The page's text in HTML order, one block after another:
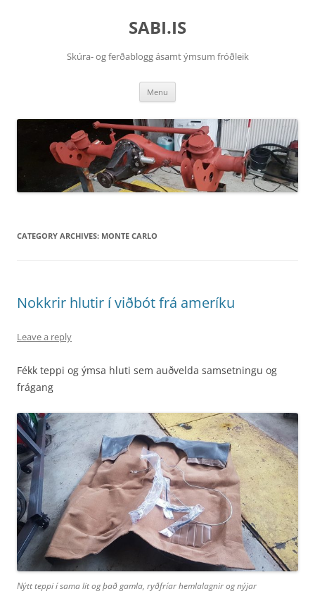
SABI.IS
Skúra- og ferðablogg ásamt ýmsum fróðleik
Menu
CATEGORY ARCHIVES: MONTE CARLO
Nokkrir hlutir í viðbót frá ameríku
Leave a reply
Fékk teppi og ýmsa hluti sem auðvelda samsetningu og
frágang
Nýtt teppi í sama lit og það gamla, ryðfríar hemlalagnir og nýjar